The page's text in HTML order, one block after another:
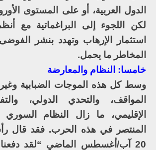
الدول العربية، أو على المستوى
لكن اللجوء إلى البراغماتية مع
استثمار الإرهاب وتهدد بنشر
المخاطر ما يحمل.
خامسا: النظام والمعارضة
وسط كل هذه الموجات الضبابية
المواقف، والتحدي الدولي،
الإقليمي، ما زال النظام
المنتصر في هذه الحرب. فقد قال
20 آب/أغسطس الماضي “لقد دفعنا